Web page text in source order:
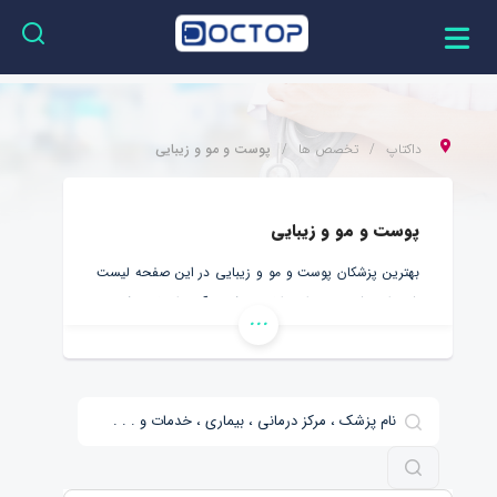
داکتاپ تخصص ها پوست و مو و زیبایی
پوست و مو و زیبایی
بهترین پزشکان پوست و مو و زیبایی در این صفحه لیست
شده اند. شما می توانید اطلاعات کامل آنها را مطالعه کرده و
نوبت بهترین دکتر پوست و مو و زیبایی را دریافت کنید.
همچنین با توجه به شیوع بیماری کرونا، بهتر است در خانه
متخصص پوست و مو آنلاین در داکتاپ، مشاوره بگیرید.
سادگی هر چه تمام تر، مهیا کرده است. فقط کافیست پزشک
...